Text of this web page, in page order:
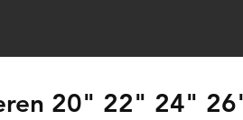
20" 22" 24"